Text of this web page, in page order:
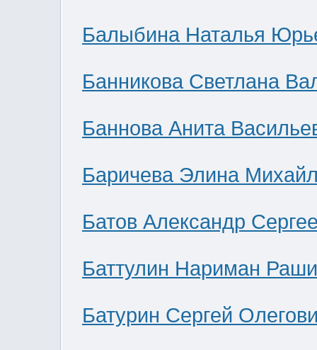
Балыбина Наталья
Банникова Светлана
Баннова Анита
Баричева Элина
Батов Александр
Баттулин Нариман
Батурин Сергей